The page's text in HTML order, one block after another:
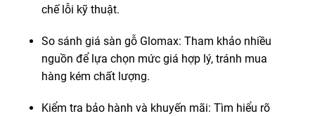
chế lỗi kỹ thuật.
So sánh giá sàn gỗ Glomax: Tham khảo nhiều
nguồn để lựa chọn mức giá hợp lý, tránh mua
hàng kém chất lượng.
Kiểm tra bảo hành và khuyến mãi: Tìm hiểu rõ